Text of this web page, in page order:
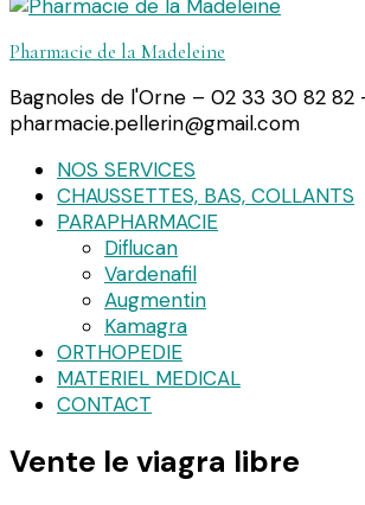
Pharmacie de la Madeleine
Bagnoles de l'Orne – 02 33 30 82 82
pharmacie.pellerin@gmail.com
NOS SERVICES
CHAUSSETTES, BAS, COLLANTS
PARAPHARMACIE
Diflucan
Vardenafil
Augmentin
Kamagra
ORTHOPEDIE
MATERIEL MEDICAL
CONTACT
Vente le viagra libre